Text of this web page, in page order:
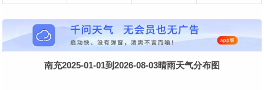
南充2025-01-01到2026-08-03晴雨天气分布图